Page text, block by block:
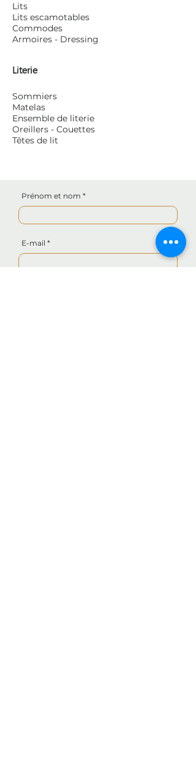
Lits
Lits escamotables
Commodes
Armoires - Dressing
Literie
Sommiers
Matelas
Ensemble de literie
Oreillers - Couettes
Têtes de lit
Prénom et nom
E-mail